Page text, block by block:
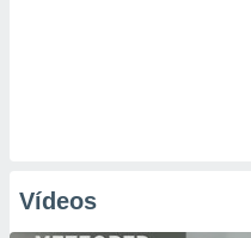
Vídeos